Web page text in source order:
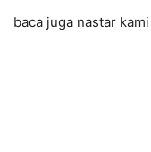
baca juga nastar